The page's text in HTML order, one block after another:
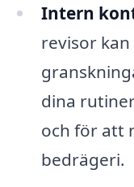
Intern
revisor
dina
och för att
bedrägeri.